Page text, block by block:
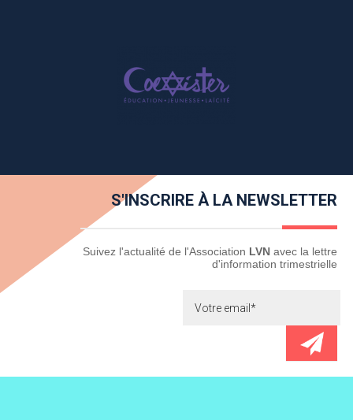
S'INSCRIRE À LA NEWSLETTER
Newsletter Suivez l'actualité de l'Association LVN avec la lettre
d'information trimestrielle